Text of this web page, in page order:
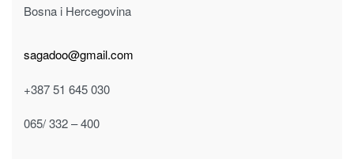
Bosna i Hercegovina
sagadoo@gmail.com
+387 51 645 030
065/ 332 – 400